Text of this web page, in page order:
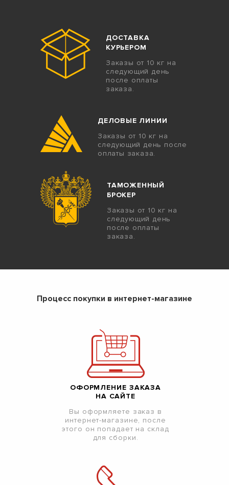
ДОСТАВКА
КУРЬЕРОМ
Заказы от 10 кг на
следующий день
после оплаты
заказа.
ДЕЛОВЫЕ ЛИНИИ
Заказы от 10 кг на
следующий день после
оплаты заказа.
ТАМОЖЕННЫЙ
БРОКЕР
Заказы от 10 кг на
следующий день
после оплаты
заказа.
Процесс покупки в интернет-магазине
ОФОРМЛЕНИЕ ЗАКАЗА
НА САЙТЕ
Вы оформляете заказ в
интернет-магазине, после
этого он попадает на склад
для сборки.